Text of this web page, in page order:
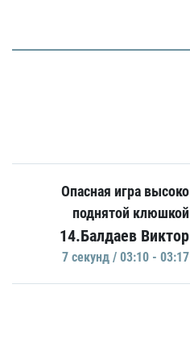
Опасная игра высоко
поднятой клюшкой
14.Балдаев Виктор
7 секунд / 03:10 - 03:17